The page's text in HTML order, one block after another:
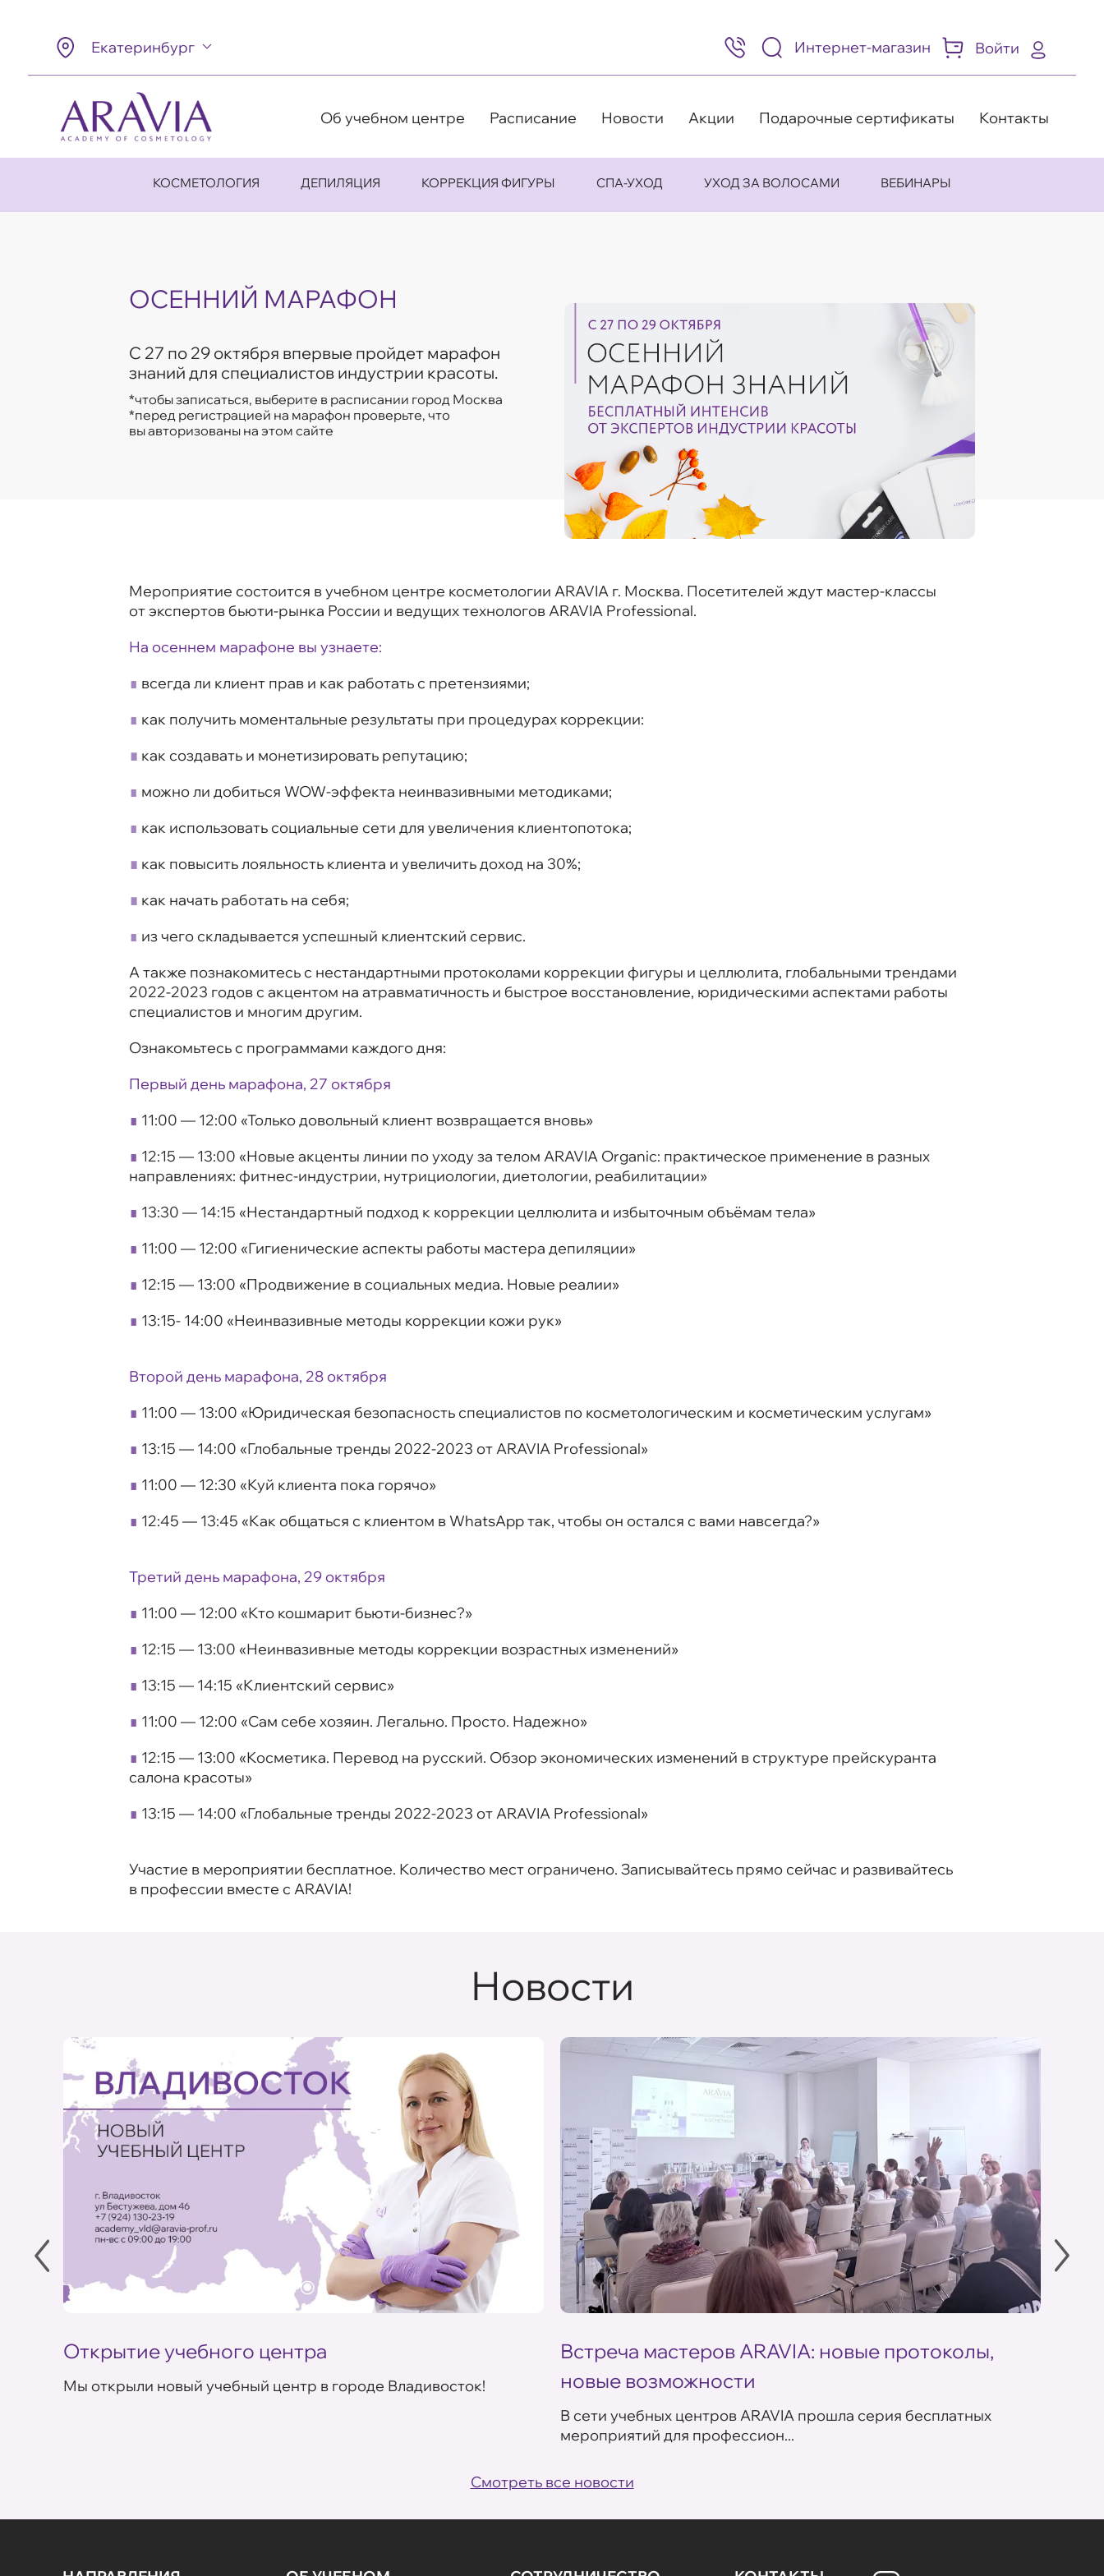
Екатеринбург
8
(495)
505-
98
Интернет-магазин Войти
Об учебном центре Расписание Новости Акции Подарочные сертификаты Контакты
КОСМЕТОЛОГИЯ ДЕПИЛЯЦИЯ КОРРЕКЦИЯ ФИГУРЫ СПА-УХОД УХОД ЗА ВОЛОСАМИ ВЕБИНАРЫ
ОСЕННИЙ МАРАФОН
С 27 по 29 октября впервые пройдет марафон
знаний для специалистов индустрии красоты.
*чтобы записаться, выберите в расписании город Москва
*перед регистрацией на марафон проверьте, что
вы авторизованы на этом сайте
Мероприятие состоится в учебном центре косметологии ARAVIA г. Москва. Посетителей ждут мастер-классы
от экспертов бьюти-рынка России и ведущих технологов ARAVIA Professional.
На осеннем марафоне вы узнаете:
∎ всегда ли клиент прав и как работать с претензиями;
∎ как получить моментальные результаты при процедурах коррекции:
∎ как создавать и монетизировать репутацию;
∎ можно ли добиться WOW-эффекта неинвазивными методиками;
∎ как использовать социальные сети для увеличения клиентопотока;
∎ как повысить лояльность клиента и увеличить доход на 30%;
∎ как начать работать на себя;
∎ из чего складывается успешный клиентский сервис.
А также познакомитесь с нестандартными протоколами коррекции фигуры и целлюлита, глобальными трендами
2022-2023 годов с акцентом на атравматичность и быстрое восстановление, юридическими аспектами работы
специалистов и многим другим.
Ознакомьтесь с программами каждого дня:
Первый день марафона, 27 октября
∎ 11:00 — 12:00 «Только довольный клиент возвращается вновь»
∎ 12:15 — 13:00 «Новые акценты линии по уходу за телом ARAVIA Organic: практическое применение в разных
направлениях: фитнес-индустрии, нутрициологии, диетологии, реабилитации»
∎ 13:30 — 14:15 «Нестандартный подход к коррекции целлюлита и избыточным объёмам тела»
∎ 11:00 — 12:00 «Гигиенические аспекты работы мастера депиляции»
∎ 12:15 — 13:00 «Продвижение в социальных медиа. Новые реалии»
∎ 13:15- 14:00 «Неинвазивные методы коррекции кожи рук»
Второй день марафона, 28 октября
∎ 11:00 — 13:00 «Юридическая безопасность специалистов по косметологическим и косметическим услугам»
∎ 13:15 — 14:00 «Глобальные тренды 2022-2023 от ARAVIA Professional»
∎ 11:00 — 12:30 «Куй клиента пока горячо»
∎ 12:45 — 13:45 «Как общаться с клиентом в WhatsApp так, чтобы он остался с вами навсегда?»
Третий день марафона, 29 октября
∎ 11:00 — 12:00 «Кто кошмарит бьюти-бизнес?»
∎ 12:15 — 13:00 «Неинвазивные методы коррекции возрастных изменений»
∎ 13:15 — 14:15 «Клиентский сервис»
∎ 11:00 — 12:00 «Сам себе хозяин. Легально. Просто. Надежно»
∎ 12:15 — 13:00 «Косметика. Перевод на русский. Обзор экономических изменений в структуре прейскуранта
салона красоты»
∎ 13:15 — 14:00 «Глобальные тренды 2022-2023 от ARAVIA Professional»
Участие в мероприятии бесплатное. Количество мест ограничено. Записывайтесь прямо сейчас и развивайтесь
в профессии вместе с ARAVIA!
Новости
Открытие учебного центра
Мы открыли новый учебный центр в городе Владивосток!
Встреча мастеров ARAVIA: новые протоколы,
новые возможности
В сети учебных центров ARAVIA прошла серия бесплатных
мероприятий для профессион...
Смотреть все новости